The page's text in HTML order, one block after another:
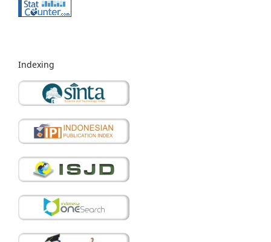
Indexing